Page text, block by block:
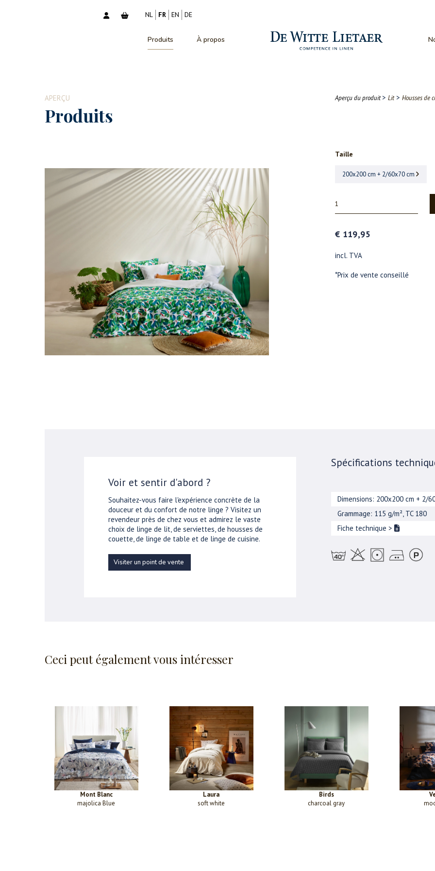
NL FR EN DE
Produits À propos
APERÇU
Produits
Aperçu du produit > Lit> Housses de
Taille
200x200 cm + 2/60x70 cm
€ 119,95
incl. TVA
*Prix de vente conseillé
Voir et sentir d'abord ?
Souhaitez-vous faire l'expérience concrète de la
douceur et du confort de notre linge ? Visitez un
revendeur près de chez vous et admirez le vaste
choix de linge de lit, de serviettes, de housses de
couette, de linge de table et de linge de cuisine.
Visiter un point de vente
Spécifications
Dimensions: 200x200 cm + 2/
Grammage: 115 g/m², TC 180
Fiche technique >
Ceci peut également vous intéresser
Mont Blanc
majolica Blue
Laura
soft white
Birds
charcoal gray